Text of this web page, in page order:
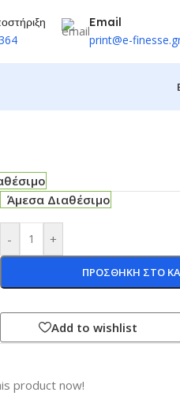
Email
print@e-
Άμεσα Διαθέσιμο
- +
ΠΡΟΣΘΗΚΗ ΣΤΟ
Add to wishlist
product now!